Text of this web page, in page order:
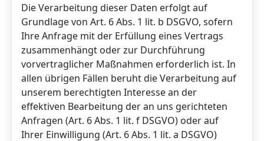
Die Verarbeitung dieser Daten erfolgt auf
Grundlage von Art. 6 Abs. 1 lit. b DSGVO, sofern
Ihre Anfrage mit der Erfüllung eines Vertrags
zusammenhängt oder zur Durchführung
vorvertraglicher Maßnahmen erforderlich ist. In
allen übrigen Fällen beruht die Verarbeitung auf
unserem berechtigten Interesse an der
effektiven Bearbeitung der an uns gerichteten
Anfragen (Art. 6 Abs. 1 lit. f DSGVO) oder auf
Ihrer Einwilligung (Art. 6 Abs. 1 lit. a DSGVO)